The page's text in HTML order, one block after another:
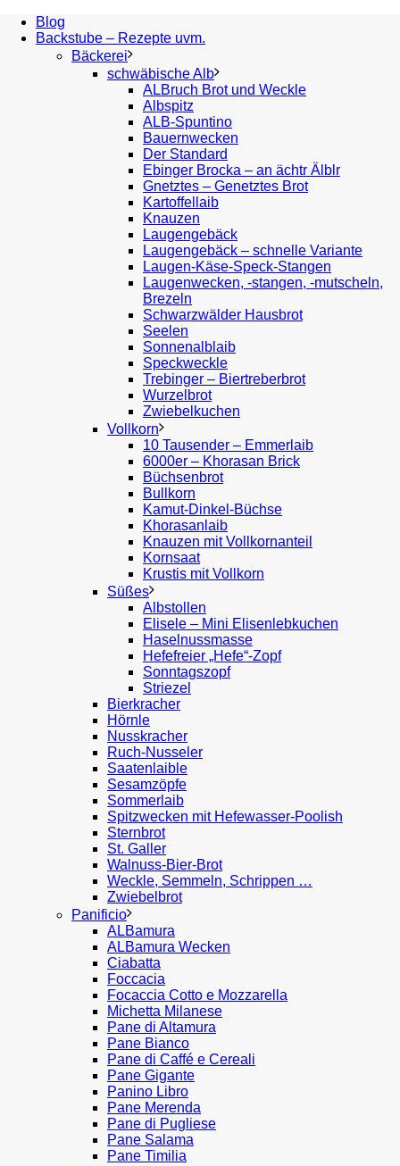
Blog
Backstube – Rezepte uvm.
Bäckerei
schwäbische Alb
ALBruch Brot und Weckle
Albspitz
ALB-Spuntino
Bauernwecken
Der Standard
Ebinger Brocka – an ächtr Älblr
Gnetztes – Genetztes Brot
Kartoffellaib
Knauzen
Laugengebäck
Laugengebäck – schnelle Variante
Laugen-Käse-Speck-Stangen
Laugenwecken, -stangen, -mutscheln,
Brezeln
Schwarzwälder Hausbrot
Seelen
Sonnenalblaib
Speckweckle
Trebinger – Biertreberbrot
Wurzelbrot
Zwiebelkuchen
Vollkorn
10 Tausender – Emmerlaib
6000er – Khorasan Brick
Büchsenbrot
Bullkorn
Kamut-Dinkel-Büchse
Khorasanlaib
Knauzen mit Vollkornanteil
Kornsaat
Krustis mit Vollkorn
Süßes
Albstollen
Elisele – Mini Elisenlebkuchen
Haselnussmasse
Hefefreier „Hefe“-Zopf
Sonntagszopf
Striezel
Bierkracher
Hörnle
Nusskracher
Ruch-Nusseler
Saatenlaible
Sesamzöpfe
Sommerlaib
Spitzwecken mit Hefewasser-Poolish
Sternbrot
St. Galler
Walnuss-Bier-Brot
Weckle, Semmeln, Schrippen …
Zwiebelbrot
Panificio
ALBamura
ALBamura Wecken
Ciabatta
Foccacia
Focaccia Cotto e Mozzarella
Michetta Milanese
Pane di Altamura
Pane Bianco
Pane di Caffé e Cereali
Pane Gigante
Panino Libro
Pane Merenda
Pane di Pugliese
Pane Salama
Pane Timilia